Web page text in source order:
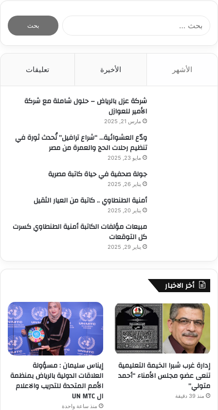
الأشهر الأخيرة تعليقات
شركة عزل بالرياض – حلول شاملة مع شركة
الأمير للعوازل
مارس 21, 2025
ودّع العشوائية… “شراع ترافيل” تُحدث ثورة في
تنظيم رحلات الحج والعمرة من مصر
مايو 23, 2025
جولة صحفية في حياة كاتبة مصرية
يناير 26, 2025
أمنية الطنطاوي .. كاتبة من العيار الثقيل
يناير 20, 2025
مبيعات مؤلفات الكاتبة أمنية الطنطاوي كسرت
كل التوقعات
يناير 29, 2025
أخر الاخبار
إدارة غرب شبرا الخيمة التعليمية
تنعى عضو مجلس الأمناء “أحمد
متولي”
منذ 39 دقيقة
إيناس سليمان : مسؤولة
العلاقات الدولية بالرياض بمنظمة
الأمم المتحدة للتدريب والاعلام
ال UN MTC
منذ ساعة واحدة